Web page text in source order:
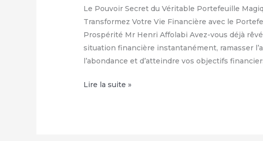
Le Pouvoir Secret du Véritable Portefeuille
Transformez Votre Vie Financière avec le
Prospérité Mr Henri Affolabi Avez-vous déjà
situation financière instantanément, ramasser
l’abondance et d’atteindre vos objectifs
Comment
Lire la suite »